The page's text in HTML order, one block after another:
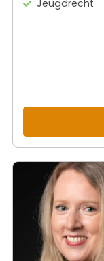
Jeugdrecht